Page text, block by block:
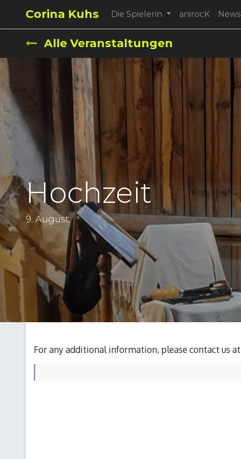
Corina Kuhs Die Spielerin anirocK News
Alle Veranstaltungen
Hochzeit
9. August.
For any additional information, please contact us at